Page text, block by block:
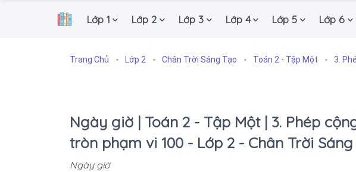
. Lớp 1 Lớp 2 Lớp 3 Lớp 4 Lớp 5 Lớp 6
Trang Chủ Lớp 2 Chân Trời Sáng Tạo Toán 2 - Tập Một 3.
Ngày giờ | Toán 2 - Tập Một | 3. Phép
tròn phạm vi 100 - Lớp 2 - Chân Trời
Ngày giờ